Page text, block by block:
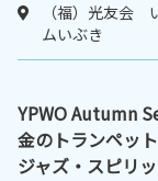
（福）光友会
ムいぶき
YPWO Autumn
金のトランペッ
ジャズ・スピリ